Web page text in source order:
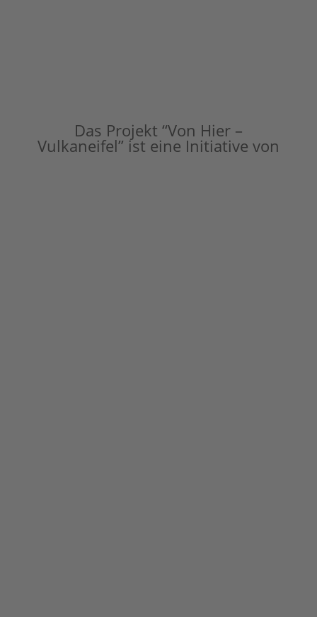
Das Projekt “Von Hier –
Vulkaneifel” ist eine Initiative von